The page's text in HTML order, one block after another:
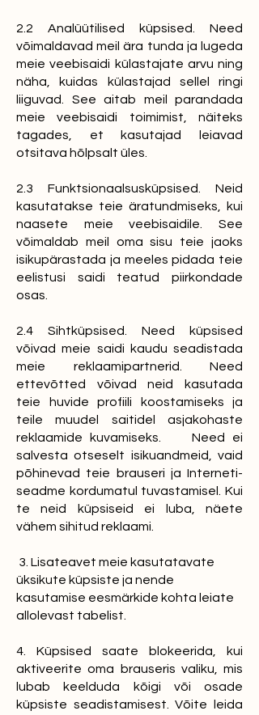
2.2 Analüütilised küpsised. Need
võimaldavad meil ära tunda ja lugeda
meie veebisaidi külastajate arvu ning
näha, kuidas külastajad sellel ringi
liiguvad. See aitab meil parandada
meie veebisaidi toimimist, näiteks
tagades, et kasutajad leiavad
otsitava hõlpsalt üles.
2.3 Funktsionaalsusküpsised. Neid
kasutatakse teie äratundmiseks, kui
naasete meie veebisaidile. See
võimaldab meil oma sisu teie jaoks
isikupärastada ja meeles pidada teie
eelistusi saidi teatud piirkondade
osas.
2.4 Sihtküpsised. Need küpsised
võivad meie saidi kaudu seadistada
meie reklaamipartnerid. Need
ettevõtted võivad neid kasutada
teie huvide profiili koostamiseks ja
teile muudel saitidel asjakohaste
reklaamide kuvamiseks. Need ei
salvesta otseselt isikuandmeid, vaid
põhinevad teie brauseri ja Interneti-
seadme kordumatul tuvastamisel. Kui
te neid küpsiseid ei luba, näete
vähem sihitud reklaami.
3. Lisateavet meie kasutatavate
üksikute küpsiste ja nende
kasutamise eesmärkide kohta leiate
allolevast tabelist.
4. Küpsised saate blokeerida, kui
aktiveerite oma brauseris valiku, mis
lubab keelduda kõigi või osade
küpsiste seadistamisest. Võite leida